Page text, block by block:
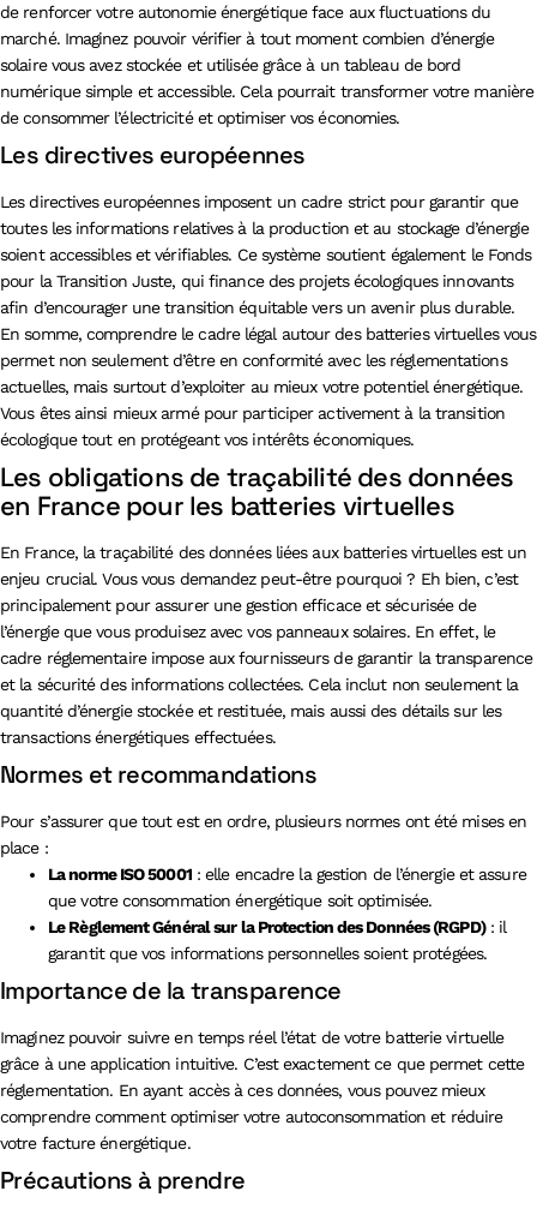
de renforcer votre autonomie énergétique face aux fluctuations du
marché. Imaginez pouvoir vérifier à tout moment combien d’énergie
solaire vous avez stockée et utilisée grâce à un tableau de bord
numérique simple et accessible. Cela pourrait transformer votre manière
de consommer l’électricité et optimiser vos économies.
Les directives européennes
Les directives européennes imposent un cadre strict pour garantir que
toutes les informations relatives à la production et au stockage d’énergie
soient accessibles et vérifiables. Ce système soutient également le Fonds
pour la Transition Juste, qui finance des projets écologiques innovants
afin d’encourager une transition équitable vers un avenir plus durable.
En somme, comprendre le cadre légal autour des batteries virtuelles vous
permet non seulement d’être en conformité avec les réglementations
actuelles, mais surtout d’exploiter au mieux votre potentiel énergétique.
Vous êtes ainsi mieux armé pour participer activement à la transition
écologique tout en protégeant vos intérêts économiques.
Les obligations de traçabilité des données
en France pour les batteries virtuelles
En France, la traçabilité des données liées aux batteries virtuelles est un
enjeu crucial. Vous vous demandez peut-être pourquoi ? Eh bien, c’est
principalement pour assurer une gestion efficace et sécurisée de
l’énergie que vous produisez avec vos panneaux solaires. En effet, le
cadre réglementaire impose aux fournisseurs de garantir la transparence
et la sécurité des informations collectées. Cela inclut non seulement la
quantité d’énergie stockée et restituée, mais aussi des détails sur les
transactions énergétiques effectuées.
Normes et recommandations
Pour s’assurer que tout est en ordre, plusieurs normes ont été mises en
place :
La norme ISO 50001: elle encadre la gestion de l’énergie et assure
que votre consommation énergétique soit optimisée.
Le Règlement Général sur la Protection des Données (RGPD): il
garantit que vos informations personnelles soient protégées.
Importance de la transparence
Imaginez pouvoir suivre en temps réel l’état de votre batterie virtuelle
grâce à une application intuitive. C’est exactement ce que permet cette
réglementation. En ayant accès à ces données, vous pouvez mieux
comprendre comment optimiser votre autoconsommation et réduire
votre facture énergétique.
Précautions à prendre